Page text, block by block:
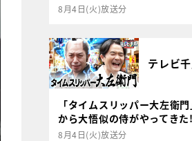
8月4日(火)放送分
テレビ
「タイムスリッパー大左衛
から大悟似の侍がやってき
8月4日(火)放送分